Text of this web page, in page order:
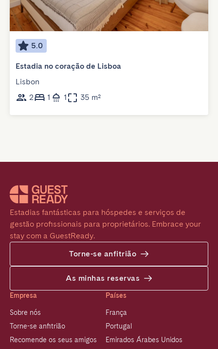
5.0
Estadia no coração de Lisboa
Lisbon
2
1 1 35 m²
Estadias fantásticas para hóspedes e serviços de
gestão profissionais para proprietários. Embrace your
stay com a GuestReady.
Torne-se anfitrião
As minhas reservas
Empresa
Sobre nós
Torne-se anfitrião
Recomende os seus amigos
Países
França
Portugal
Emirados Árabes Unidos